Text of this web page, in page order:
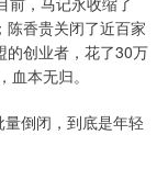
陈香贵关闭了近百家
的创业者，花了30万
本无归。
倒闭，到底是年轻